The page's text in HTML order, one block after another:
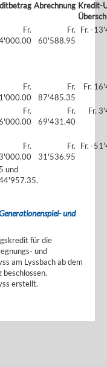
Abrechnung Kredit-
Fr.
Fr.
60'588.95
Fr. -
Fr.
Fr.
87'485.35
Fr.
Fr.
Fr.
69'431.40
Fr.
Fr.
Fr.
31'536.95
Fr. -
und
und
für die
und
am Lyssbach ab dem
erstellt.